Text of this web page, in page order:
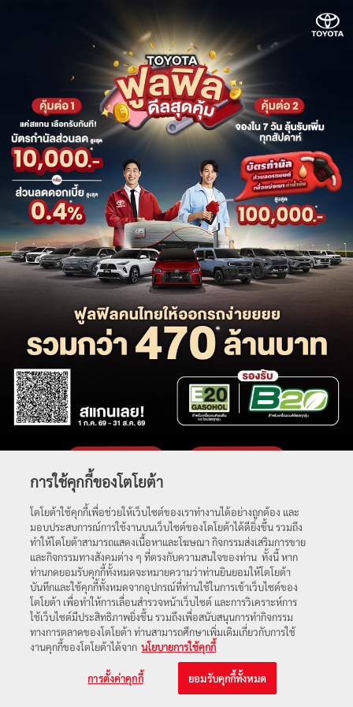
การใช้คุกกี้ของโตโยต้า
โตโยต้าใช้คุกกี้เพื่อช่วยให้เว็บไซต์ของเราทำงานได้อย่างถูกต้อง และ
มอบประสบการณ์การใช้งานบนเว็บไซต์ของโตโยต้าได้ดียิ่งขึ้น รวมถึง
ทำให้โตโยต้าสามารถแสดงเนื้อหาและโฆษณา กิจกรรมส่งเสริมการขาย
และกิจกรรมทางสังคมต่าง ๆ ที่ตรงกับความสนใจของท่าน ทั้งนี้ หาก
ท่านกดยอมรับคุกกี้ทั้งหมดจะหมายความว่าท่านยินยอมให้โตโยต้า
บันทึกและใช้คุกกี้ทั้งหมดจากอุปกรณ์ที่ท่านใช้ในการเข้าเว็บไซต์ของ
โตโยต้า เพื่อทำให้การเลื่อนสำรวจหน้าเว็บไซต์ และการวิเคราะห์การ
ใช้เว็บไซต์มีประสิทธิภาพยิ่งขึ้น รวมถึงเพื่อสนับสนุนการทำกิจกรรม
ทางการตลาดของโตโยต้า ท่านสามารถศึกษาเพิ่มเติมเกี่ยวกับการใช้
งานคุกกี้ของโตโยต้าได้จาก นโยบายการใช้คุกกี้
การตั้งค่าคุกกี้ ยอมรับคุกกี้ทั้งหมด